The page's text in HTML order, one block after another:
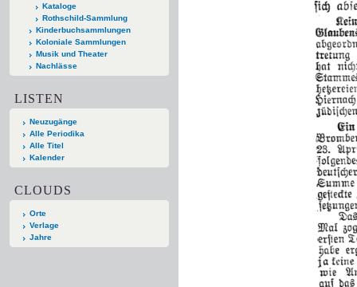
Kataloge
Rothschild-Sammlung
Kinderbuchsammlungen
Koloniale Sammlungen
Musik und Theater
Nachlässe
LISTEN
Neuzugänge
Alle Periodika
Alle Titel
Kalender
CLOUDS
Orte
Verlage
Jahre